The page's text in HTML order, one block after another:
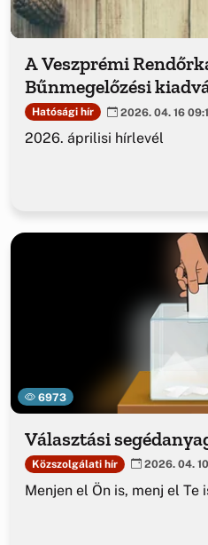
A Veszprémi
Bűnmegelőzési
Hatósági hír 2026. 04. 16
2026. áprilisi hírlevél
6973
Választási
Közszolgálati hír 2026. 04.
Menjen el Ön is, menj el Te